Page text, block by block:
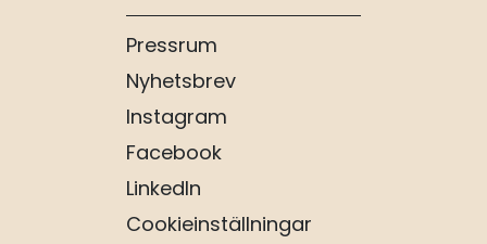
Pressrum
Nyhetsbrev
Instagram
Facebook
LinkedIn
Cookieinställningar